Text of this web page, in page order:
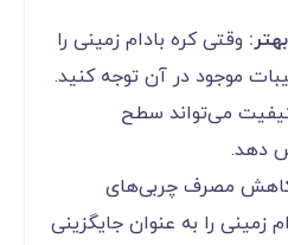
وقتی کره بادام زمینی را
موجود در آن توجه کنید.
می‌تواند سطح
دهد.
کاهش مصرف چربی‌های
زمینی را به عنوان جایگزینی